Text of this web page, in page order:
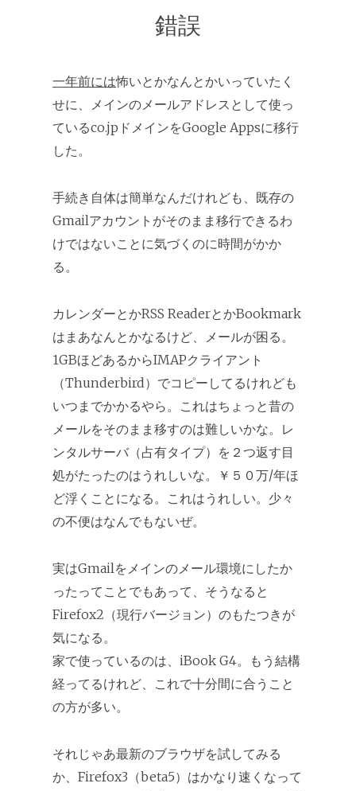
錯誤
一年前には怖いとかなんとかいっていたく
せに、メインのメールアドレスとして使っ
ているco.jpドメインをGoogle Appsに移行
した。
手続き自体は簡単なんだけれども、既存の
Gmailアカウントがそのまま移行できるわ
けではないことに気づくのに時間がかか
る。
カレンダーとかRSS ReaderとかBookmark
はまあなんとかなるけど、メールが困る。
1GBほどあるからIMAPクライアント
（Thunderbird）でコピーしてるけれども
いつまでかかるやら。これはちょっと昔の
メールをそのまま移すのは難しいかな。レ
ンタルサーバ（占有タイプ）を２つ返す目
処がたったのはうれしいな。￥５０万/年ほ
ど浮くことになる。これはうれしい。少々
の不便はなんでもないぜ。
実はGmailをメインのメール環境にしたか
ったってことでもあって、そうなると
Firefox2（現行バージョン）のもたつきが
気になる。
家で使っているのは、iBook G4。もう結構
経ってるけれど、これで十分間に合うこと
の方が多い。
それじゃあ最新のブラウザを試してみる
か、Firefox3（beta5）はかなり速くなって